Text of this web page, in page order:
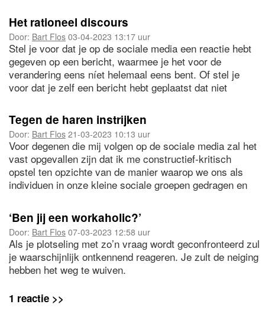
DWDD gold, zijn diep doortrokken in onze maatschappij.
Het rationeel discours
Door: Bart Flos 03-04-2023 13:17 uur
Stel je voor dat je op de sociale media een reactie hebt
gegeven op een bericht, waarmee je het voor de
verandering eens níet helemaal eens bent. Of stel je
voor dat je zelf een bericht hebt geplaatst dat niet
in.
Tegen de haren instrijken
Door: Bart Flos 21-03-2023 10:13 uur
Voor degenen die mij volgen op de sociale media zal het
vast opgevallen zijn dat ik me constructief-kritisch
opstel ten opzichte van de manier waarop we ons als
individuen in onze kleine sociale groepen gedragen en
samenleving en de menselijke beschaving als geheel.
‘Ben jij een workaholic?’
Door: Bart Flos 07-03-2023 12:58 uur
Als je plotseling met zo’n vraag wordt geconfronteerd zul
je waarschijnlijk ontkennend reageren. Je zult de neiging
hebben het weg te wuiven.
— ‘Ach, wat is druk?’
1 reactie >>